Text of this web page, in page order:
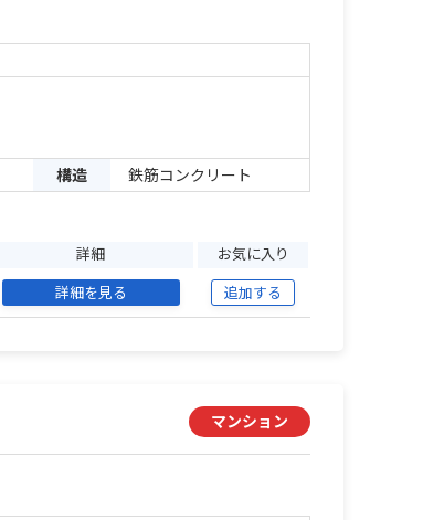
構造 鉄筋コンクリート
詳細 お気に入り
詳細を見る 追加する
マンション